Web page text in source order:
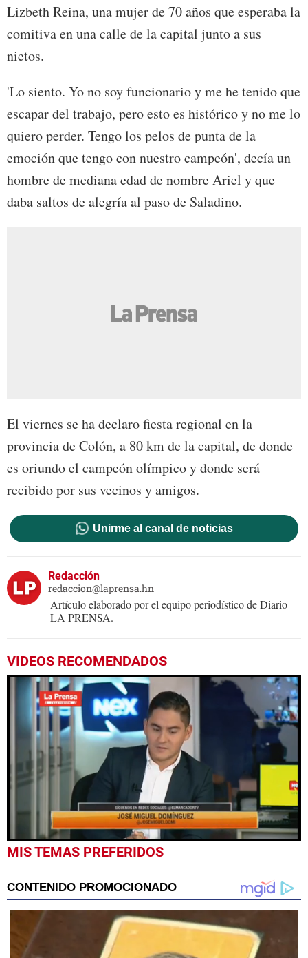
Lizbeth Reina, una mujer de 70 años que esperaba la
comitiva en una calle de la capital junto a sus
nietos.
'Lo siento. Yo no soy funcionario y me he tenido que
escapar del trabajo, pero esto es histórico y no me lo
quiero perder. Tengo los pelos de punta de la
emoción que tengo con nuestro campeón', decía un
hombre de mediana edad de nombre Ariel y que
daba saltos de alegría al paso de Saladino.
El viernes se ha declaro fiesta regional en la
provincia de Colón, a 80 km de la capital, de donde
es oriundo el campeón olímpico y donde será
recibido por sus vecinos y amigos.
Unirme al canal de noticias
Redacción
redaccion@laprensa.hn
Artículo elaborado por el equipo periodístico de Diario
LA PRENSA.
VIDEOS RECOMENDADOS
0
seconds
minutes,
0
MIS TEMAS PREFERIDOS